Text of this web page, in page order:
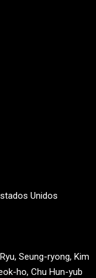
Unidos
Seung-ryong, Kim
ho, Chu Hun-yub